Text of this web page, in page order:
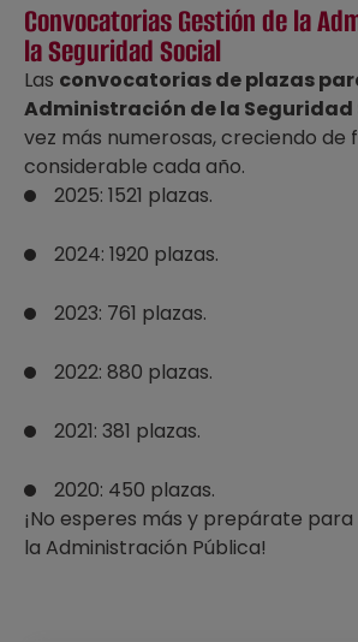
Convocatorias Gestión de la
la Seguridad Social
Las convocatorias de plazas
Administración de la Seguridad
vez más numerosas, creciendo de
considerable cada año.
2025: 1521 plazas.
2024: 1920 plazas.
2023: 761 plazas.
2022: 880 plazas.
2021: 381 plazas.
2020: 450 plazas.
¡No esperes más y prepárate
la Administración Pública!